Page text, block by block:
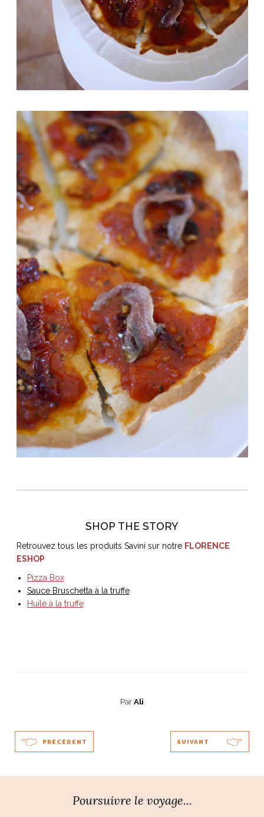
SHOP THE STORY
Retrouvez tous les produits Savini sur notre FLORENCE
ESHOP
Pizza Box
Sauce Bruschetta à la truffe
Huile à la truffe
Par Ali
PRÉCÉDENT SUIVANT
Poursuivre le voyage...